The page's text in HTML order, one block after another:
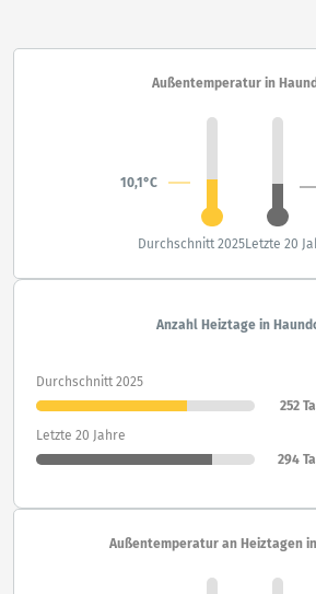
Außentemperatur in
10,1°C
Durchschnitt 2025Letzte 20
Anzahl Heiztage in
Durchschnitt 2025
252
Letzte 20 Jahre
294
Außentemperatur an Heiztagen